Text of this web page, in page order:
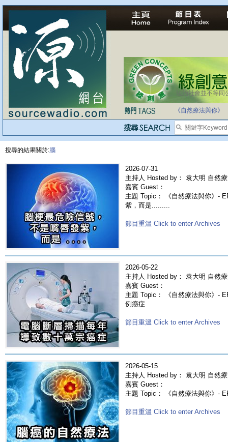
法治社會並不等同
自家教育合法化-
《自然療法與你》
搜尋的結果關於:腦
2026-07-31
主持人 Hosted by： 袁大明 自然
嘉賓 Guest：
主題 Topic： 《自然療法與你》-
紫，而是.........
節目重溫 Click to enter Archives
2026-05-22
主持人 Hosted by： 袁大明 自然
嘉賓 Guest：
主題 Topic： 《自然療法與你》-
例癌症
節目重溫 Click to enter Archives
2026-05-15
主持人 Hosted by： 袁大明 自然
嘉賓 Guest：
主題 Topic： 《自然療法與你》-
節目重溫 Click to enter Archives